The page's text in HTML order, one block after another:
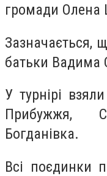
громади Олена
Зазначається,
батьки Вадима
У турнірі
Прибужжя,
Богданівка.
Всі поєдинки